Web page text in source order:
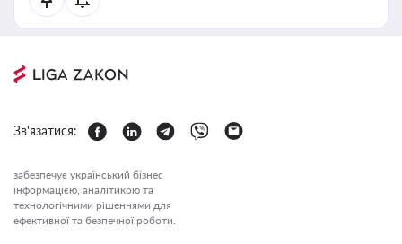
Зв'язатися:
забезпечує український бізнес
інформацією, аналітикою та
технологічними рішеннями для
ефективної та безпечної роботи.